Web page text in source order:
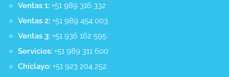
Ventas 1: +51 989 316 332
Ventas 2: +51 989 454 003
Ventas 3: +51 936 162 595
Servicios: +51 989 311 600
Chiclayo: +51 923 204 252